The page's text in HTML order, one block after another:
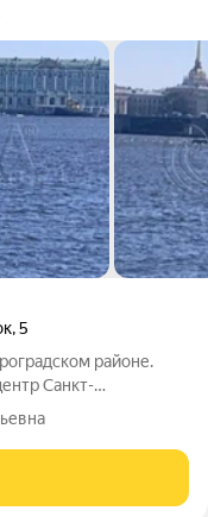
,5
районе.
Санкт-
- 7 минут пешком.
техническому